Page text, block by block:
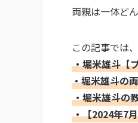
両親は一体ど
この記事では、
・堀米雄斗【
・堀米雄斗の
・堀米雄斗の
・【2024年7